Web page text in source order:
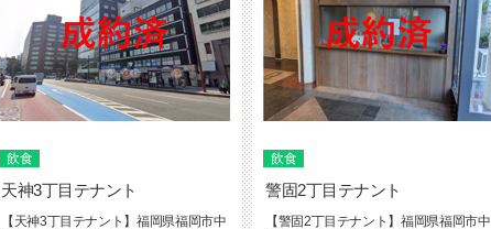
飲食
天神3丁目テナント
【天神3丁目テナント】福岡県福岡市中
飲食
警固2丁目テナント
【警固2丁目テナント】福岡県福岡市中